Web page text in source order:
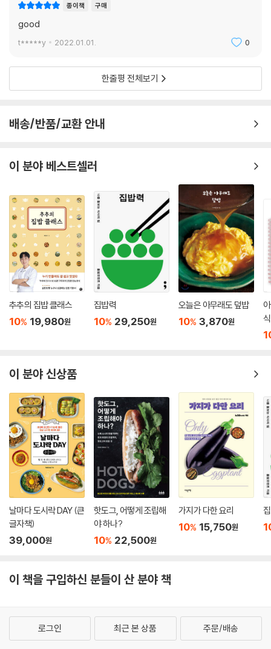
종이책 구매
good
t*****y 2022.01.01. 0
한줄평 전체보기
배송/반품/교환 안내
이 분야 베스트셀러
추추의 집밥 클래스
10% 19,980원
집밥력
10% 29,250원
오늘은 아무래도 덮밥
10% 3,870원
이 분야 신상품
날마다 도시락 DAY (큰
글자책)
39,000원
핫도그, 어떻게 조립해
야 하나?
10% 22,500원
가지가 다한 요리
10% 15,750원
이 책을 구입하신 분들이 산 분야 책
로그인 최근 본 상품 주문/배송